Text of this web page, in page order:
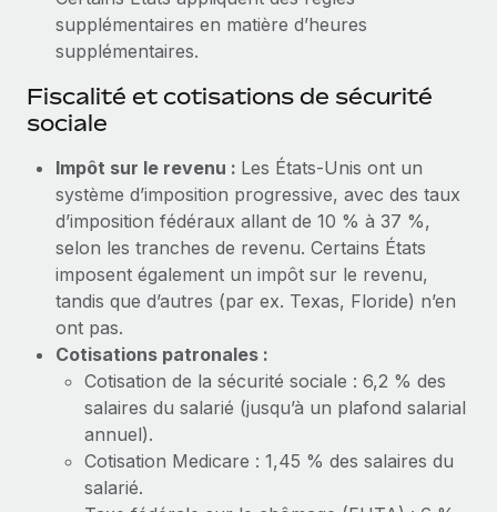
En savoir plus
supplémentaires en matière d’heures
supplémentaires.
Fiscalité et cotisations de sécurité
sociale
Impôt sur le revenu : Les États‑Unis ont un
système d’imposition progressive, avec des taux
d’imposition fédéraux allant de 10 % à 37 %,
selon les tranches de revenu. Certains États
imposent également un impôt sur le revenu,
tandis que d’autres (par ex. Texas, Floride) n’en
ont pas.
Cotisations patronales :
Cotisation de la sécurité sociale : 6,2 % des
salaires du salarié (jusqu’à un plafond salarial
annuel).
Cotisation Medicare : 1,45 % des salaires du
salarié.